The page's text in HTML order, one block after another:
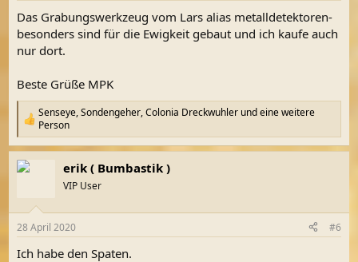
:
Das Grabungswerkzeug vom Lars alias metalldetektoren-
besonders sind für die Ewigkeit gebaut und ich kaufe auch
nur dort.
Beste Grüße MPK
R
e
a
k
t
n
e
n
:
Senseye,Sondengeher,Colonia Dreckwuhler und eine weitere
Person
erik ( Bumbastik )
VIP User
28 April 2020 #6
Ich habe den Spaten.